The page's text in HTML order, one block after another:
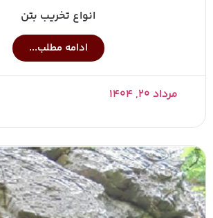
انواع تخریب بتن
ادامه مطلب...
مرداد ۲۰, ۱۴۰۴